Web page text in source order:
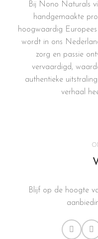
Bij Nono Naturals
handgemaakte
hoogwaardig
wordt in ons
zorg en passie
vervaardigd,
authentieke
verhaal
Blijf op de hoogte